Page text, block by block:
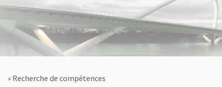
» Recherche de compétences